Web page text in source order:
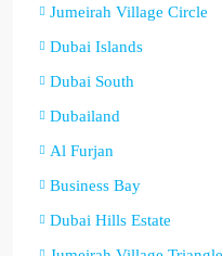
Jumeirah Village Circle
Dubai Islands
Dubai South
Dubailand
Al Furjan
Business Bay
Dubai Hills Estate